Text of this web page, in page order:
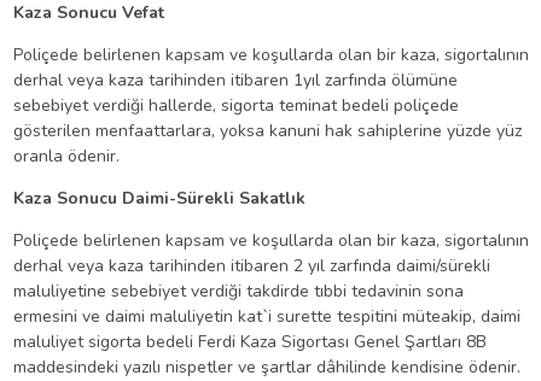
Kaza Sonucu Vefat
Poliçede belirlenen kapsam ve koşullarda olan bir kaza, sigortalının
derhal veya kaza tarihinden itibaren 1yıl zarfında ölümüne
sebebiyet verdiği hallerde, sigorta teminat bedeli poliçede
gösterilen menfaattarlara, yoksa kanuni hak sahiplerine yüzde yüz
oranla ödenir.
Kaza Sonucu Daimi-Sürekli Sakatlık
Poliçede belirlenen kapsam ve koşullarda olan bir kaza, sigortalının
derhal veya kaza tarihinden itibaren 2 yıl zarfında daimi/sürekli
maluliyetine sebebiyet verdiği takdirde tıbbi tedavinin sona
ermesini ve daimi maluliyetin kat`i surette tespitini müteakip, daimi
maluliyet sigorta bedeli Ferdi Kaza Sigortası Genel Şartları 8B
maddesindeki yazılı nispetler ve şartlar dâhilinde kendisine ödenir.